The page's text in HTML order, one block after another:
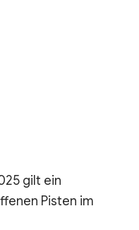
gilt ein
Pisten im